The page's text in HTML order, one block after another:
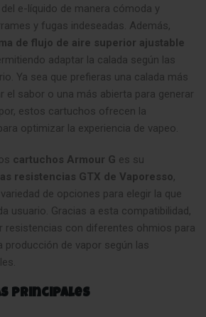
e-líquido de manera cómoda y
y fugas indeseadas. Además,
de flujo de aire superior ajustable
adaptar la calada según las
Ya sea que prefieras una calada más
el sabor o una más abierta para generar
estos cartuchos ofrecen la
optimizar la experiencia de vapeo.
cartuchos Armour G es su
resistencias GTX de Vaporesso,
de opciones para elegir la que
usuario. Gracias a esta compatibilidad,
resistencias con diferentes ohmios para
producción de vapor según las
principales